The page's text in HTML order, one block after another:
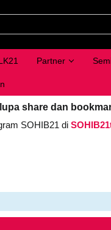
Partner
share dan
SOHIB21 di